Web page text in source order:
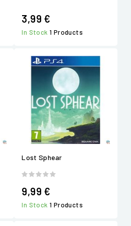
3,99 €
In Stock1 Products
Lost Sphear
9,99 €
In Stock1 Products